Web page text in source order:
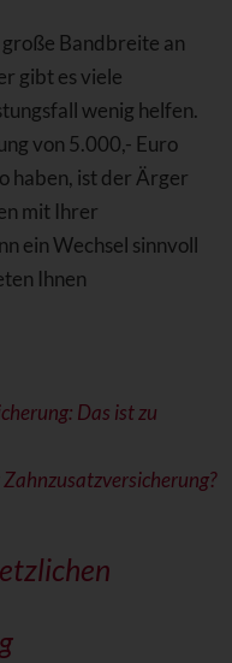
Bandbreite an
gibt es viele
wenig helfen.
von 5.000,- Euro
haben, ist der Ärger
mit Ihrer
ein Wechsel sinnvoll
Ihnen
Das ist zu